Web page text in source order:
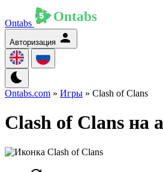
Ontabs
Авторизация
Ontabs.com » Игры » Clash of Clans
Clash of Clans на